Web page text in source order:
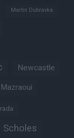
Martin Dubravka
Newcastle
Scholes